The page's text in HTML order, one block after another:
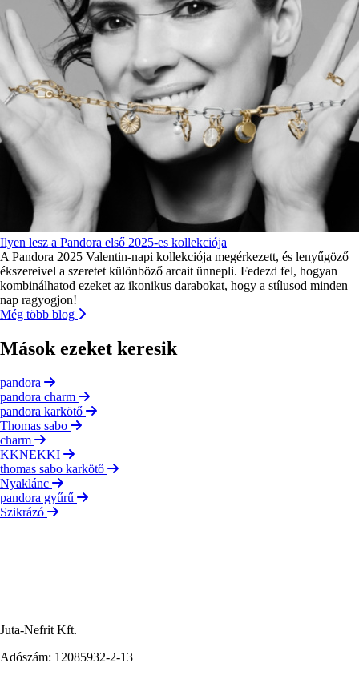
Ilyen lesz a Pandora első 2025-es kollekciója
A Pandora 2025 Valentin-napi kollekciója megérkezett, és lenyűgöző
ékszereivel a szeretet különböző arcait ünnepli. Fedezd fel, hogyan
kombinálhatod ezeket az ikonikus darabokat, hogy a stílusod minden
nap ragyogjon!
Még több blog
Mások ezeket keresik
pandora
pandora charm
pandora karkötő
Thomas sabo
charm
KKNEKKI
thomas sabo karkötő
Nyaklánc
pandora gyűrű
Szikrázó
Juta-Nefrit Kft.
Adószám: 12085932-2-13